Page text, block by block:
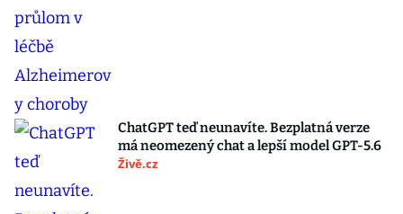
ChatGPT teď neunavíte. Bezplatná verze
má neomezený chat a lepší model GPT-5.6
Živě.cz